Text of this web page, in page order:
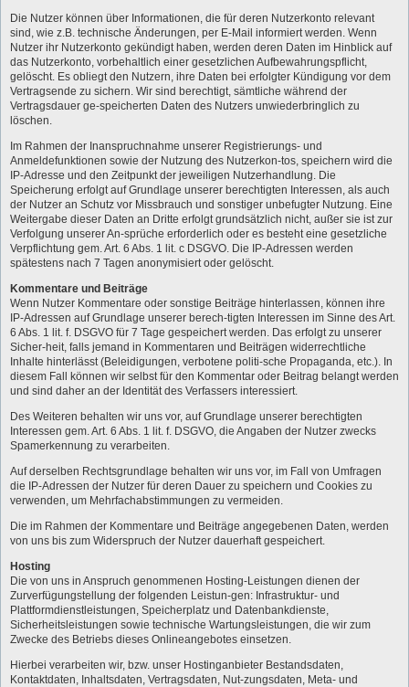
Die Nutzer können über Informationen, die für deren Nutzerkonto relevant
sind, wie z.B. technische Änderungen, per E-Mail informiert werden. Wenn
Nutzer ihr Nutzerkonto gekündigt haben, werden deren Daten im Hinblick auf
das Nutzerkonto, vorbehaltlich einer gesetzlichen Aufbewahrungspflicht,
gelöscht. Es obliegt den Nutzern, ihre Daten bei erfolgter Kündigung vor dem
Vertragsende zu sichern. Wir sind berechtigt, sämtliche während der
Vertragsdauer ge-speicherten Daten des Nutzers unwiederbringlich zu
löschen.
Im Rahmen der Inanspruchnahme unserer Registrierungs- und
Anmeldefunktionen sowie der Nutzung des Nutzerkon-tos, speichern wird die
IP-Adresse und den Zeitpunkt der jeweiligen Nutzerhandlung. Die
Speicherung erfolgt auf Grundlage unserer berechtigten Interessen, als auch
der Nutzer an Schutz vor Missbrauch und sonstiger unbefugter Nutzung. Eine
Weitergabe dieser Daten an Dritte erfolgt grundsätzlich nicht, außer sie ist zur
Verfolgung unserer An-sprüche erforderlich oder es besteht eine gesetzliche
Verpflichtung gem. Art. 6 Abs. 1 lit. c DSGVO. Die IP-Adressen werden
spätestens nach 7 Tagen anonymisiert oder gelöscht.
Kommentare und Beiträge
Wenn Nutzer Kommentare oder sonstige Beiträge hinterlassen, können ihre
IP-Adressen auf Grundlage unserer berech-tigten Interessen im Sinne des Art.
6 Abs. 1 lit. f. DSGVO für 7 Tage gespeichert werden. Das erfolgt zu unserer
Sicher-heit, falls jemand in Kommentaren und Beiträgen widerrechtliche
Inhalte hinterlässt (Beleidigungen, verbotene politi-sche Propaganda, etc.). In
diesem Fall können wir selbst für den Kommentar oder Beitrag belangt werden
und sind daher an der Identität des Verfassers interessiert.
Des Weiteren behalten wir uns vor, auf Grundlage unserer berechtigten
Interessen gem. Art. 6 Abs. 1 lit. f. DSGVO, die Angaben der Nutzer zwecks
Spamerkennung zu verarbeiten.
Auf derselben Rechtsgrundlage behalten wir uns vor, im Fall von Umfragen
die IP-Adressen der Nutzer für deren Dauer zu speichern und Cookies zu
verwenden, um Mehrfachabstimmungen zu vermeiden.
Die im Rahmen der Kommentare und Beiträge angegebenen Daten, werden
von uns bis zum Widerspruch der Nutzer dauerhaft gespeichert.
Hosting
Die von uns in Anspruch genommenen Hosting-Leistungen dienen der
Zurverfügungstellung der folgenden Leistun-gen: Infrastruktur- und
Plattformdienstleistungen, Speicherplatz und Datenbankdienste,
Sicherheitsleistungen sowie technische Wartungsleistungen, die wir zum
Zwecke des Betriebs dieses Onlineangebotes einsetzen.
Hierbei verarbeiten wir, bzw. unser Hostinganbieter Bestandsdaten,
Kontaktdaten, Inhaltsdaten, Vertragsdaten, Nut-zungsdaten, Meta- und